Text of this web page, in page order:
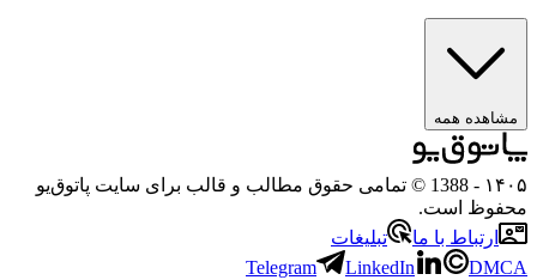
مشاهده همه
۱۴۰۵
- 1388 © تمامی حقوق مطالب و قالب برای سایت پاتوق‌یو
محفوظ است.
ارتباط با ما
تبلیغات
Telegram
LinkedIn DMCA